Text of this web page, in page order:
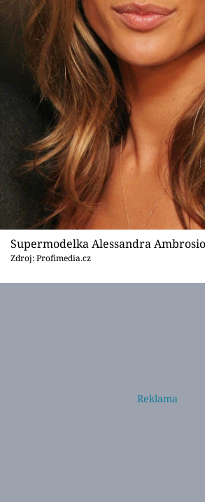
Supermodelka Alessandra Ambrosio
Zdroj: Profimedia.cz